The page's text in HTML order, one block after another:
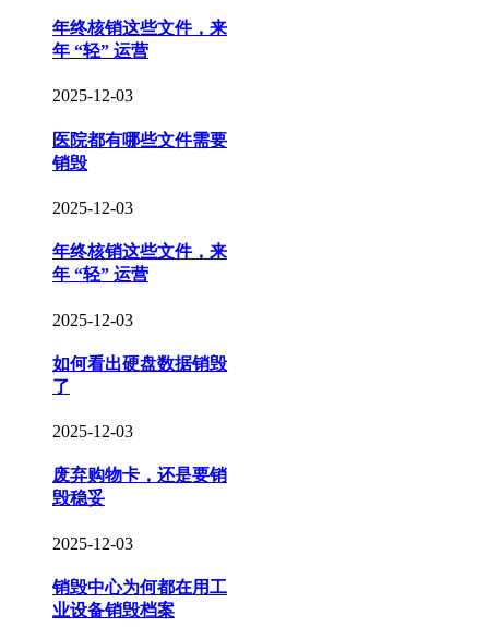
年终核销这些文件，来
年 “轻” 运营
2025-12-03
医院都有哪些文件需要
销毁
2025-12-03
年终核销这些文件，来
年 “轻” 运营
2025-12-03
如何看出硬盘数据销毁
了
2025-12-03
废弃购物卡，还是要销
毁稳妥
2025-12-03
销毁中心为何都在用工
业设备销毁档案